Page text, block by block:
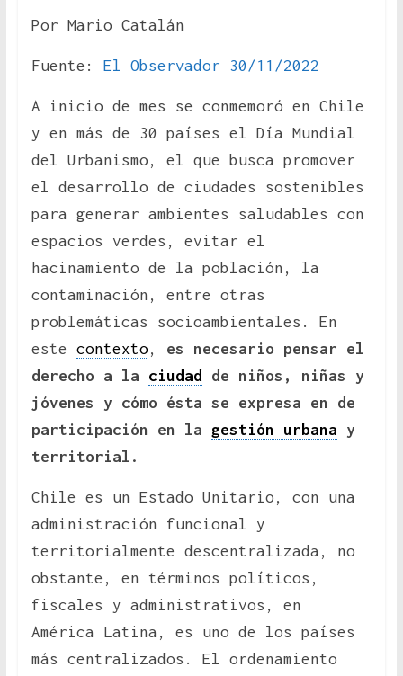
Por Mario Catalán
Fuente: El Observador 30/11/2022
A inicio de mes se conmemoró en Chile
y en más de 30 países el Día Mundial
del Urbanismo, el que busca promover
el desarrollo de ciudades sostenibles
para generar ambientes saludables con
espacios verdes, evitar el
hacinamiento de la población, la
contaminación, entre otras
problemáticas socioambientales. En
este contexto, es necesario pensar el
derecho a la ciudad
de niños, niñas y
jóvenes y cómo ésta se expresa en de
participación en la gestión urbana y
territorial.
Chile es un Estado Unitario, con una
administración funcional y
territorialmente descentralizada, no
obstante, en términos políticos,
fiscales y administrativos, en
América Latina, es uno de los países
más centralizados. El ordenamiento